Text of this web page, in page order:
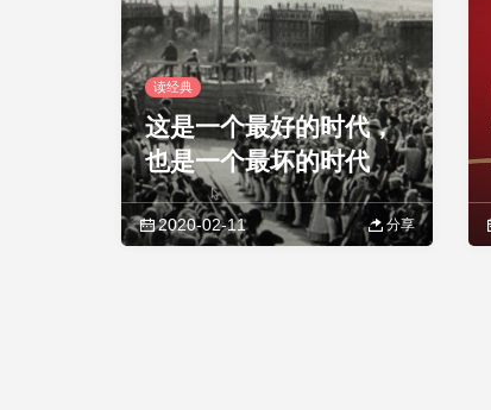
读经典
这是一个最好的时代，
也是一个最坏的时代
2020-02-11 分享